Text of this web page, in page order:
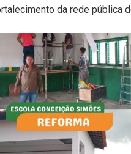
da rede pública